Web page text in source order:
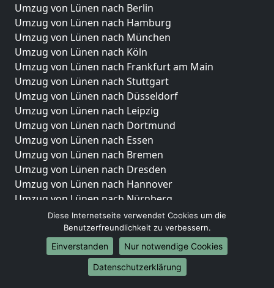
Umzug von Lünen nach Berlin
Umzug von Lünen nach Hamburg
Umzug von Lünen nach München
Umzug von Lünen nach Köln
Umzug von Lünen nach Frankfurt am Main
Umzug von Lünen nach Stuttgart
Umzug von Lünen nach Düsseldorf
Umzug von Lünen nach Leipzig
Umzug von Lünen nach Dortmund
Umzug von Lünen nach Essen
Umzug von Lünen nach Bremen
Umzug von Lünen nach Dresden
Umzug von Lünen nach Hannover
Umzug von Lünen nach Nürnberg
Umzug von Lünen nach Duisburg
Umzug von Lünen nach Bochum
Umzug von Lünen nach Wuppertal
Umzug von Lünen nach Bielefeld
Umzug von Lünen nach Bonn
Diese Internetseite verwendet Cookies um die
Benutzerfreundlichkeit zu verbessern.
Einverstanden
Nur notwendige Cookies
Datenschutzerklärung